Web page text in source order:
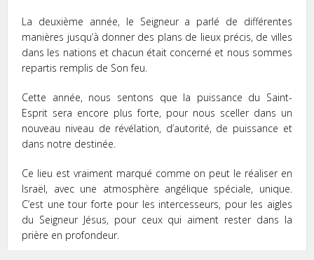
La deuxième année, le Seigneur a parlé de différentes
manières jusqu’à donner des plans de lieux précis, de villes
dans les nations et chacun était concerné et nous sommes
repartis remplis de Son feu.
Cette année, nous sentons que la puissance du Saint-
Esprit sera encore plus forte, pour nous sceller dans un
nouveau niveau de révélation, d’autorité, de puissance et
dans notre destinée.
Ce lieu est vraiment marqué comme on peut le réaliser en
Israël, avec une atmosphère angélique spéciale, unique.
C’est une tour forte pour les intercesseurs, pour les aigles
du Seigneur Jésus, pour ceux qui aiment rester dans la
prière en profondeur.